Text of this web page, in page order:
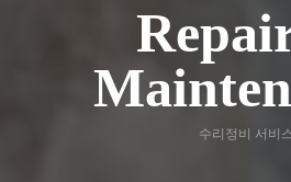
수리정비 서비